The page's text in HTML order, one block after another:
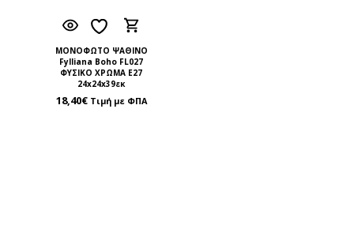
ΜΟΝΟΦΩΤΟ ΨΑΘΙΝΟ
Fylliana Boho FL027
ΦΥΣΙΚΟ ΧΡΩΜΑ Ε27
24x24x39εκ
18,40€ Τιμή με ΦΠΑ